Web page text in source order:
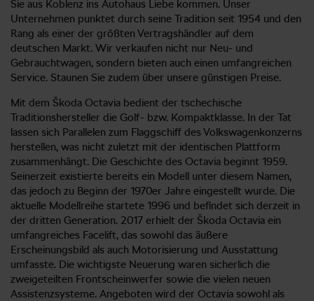
Sie aus Koblenz ins Autohaus Liebe kommen. Unser
Unternehmen punktet durch seine Tradition seit 1954 und den
Rang als einer der größten Vertragshändler auf dem
deutschen Markt. Wir verkaufen nicht nur Neu- und
Gebrauchtwagen, sondern bieten auch einen umfangreichen
Service. Staunen Sie zudem über unsere günstigen Preise.
Mit dem Škoda Octavia bedient der tschechische
Traditionshersteller die Golf- bzw. Kompaktklasse. In der Tat
lassen sich Parallelen zum Flaggschiff des Volkswagenkonzerns
herstellen, was nicht zuletzt mit der identischen Plattform
zusammenhängt. Die Geschichte des Octavia beginnt 1959.
Seinerzeit existierte bereits ein Modell unter diesem Namen,
das jedoch zu Beginn der 1970er Jahre eingestellt wurde. Die
aktuelle Modellreihe startete 1996 und befindet sich derzeit in
der dritten Generation. 2017 erhielt der Škoda Octavia ein
umfangreiches Facelift, das sowohl das äußere
Erscheinungsbild als auch Motorisierung und Ausstattung
umfasste. Die wichtigste Neuerung waren sicherlich die
zweigeteilten Frontscheinwerfer sowie die vielen neuen
Assistenzsysteme. Angeboten wird der Octavia sowohl als